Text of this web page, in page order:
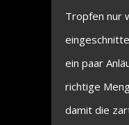
Tropfen nur
ein paar
richtige
damit die